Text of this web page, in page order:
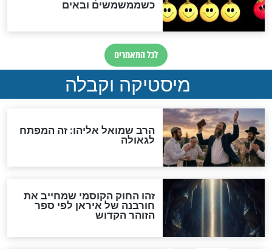
מה יהיה בימות המשיח?
"לפני הגאולה תהיה אפיקורסות
והכחשה גדולה מאוד של
האמונה"
האם לאחר בוא המשיח יהיה
אפשר לחזור בתשובה?